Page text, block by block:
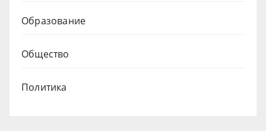
Образование
Общество
Политика